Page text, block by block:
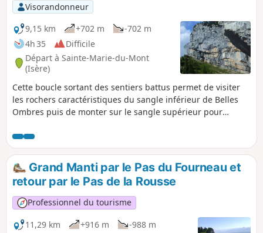
Visorandonneur
9,15 km
+702 m
-702 m
4h 35
Difficile
Départ à Sainte-Marie-du-Mont
(Isère)
Cette boucle sortant des sentiers battus permet de visiter
les rochers caractéristiques du sangle inférieur de Belles
Ombres puis de monter sur le sangle supérieur pour
sur la crête pour revenir par les Rochers de Belles Ombres
jusqu'au col éponyme.
Grand Manti par le Pas du Fourneau et
retour par le Pas de la Rousse
Professionnel du tourisme
11,29 km
+916 m
-988 m